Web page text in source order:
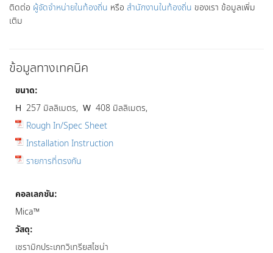
ติดต่อ ผู้จัดจำหน่ายในท้องถิ่น หรือ สำนักงานในท้องถิ่น ของเรา ข้อมูลเพิ่ม
เติม
ข้อมูลทางเทคนิค
ขนาด:
H 257 มิลลิเมตร, W 408 มิลลิเมตร,
Rough In/Spec Sheet
Installation Instruction
รายการที่ตรงกัน
คอลเลกชัน:
Mica™
วัสดุ:
เซรามิกประเภทวิเทรียสไชน่า